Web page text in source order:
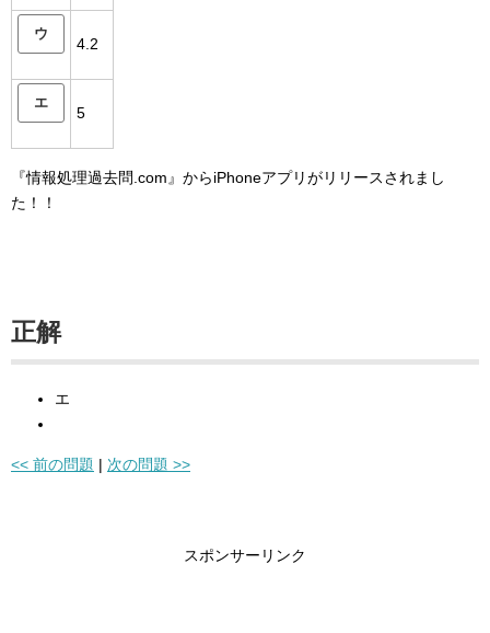
ウ
4.2
エ
5
『情報処理過去問.com』からiPhoneアプリがリリースされまし
た！！
正解
エ
<< 前の問題 | 次の問題 >>
スポンサーリンク